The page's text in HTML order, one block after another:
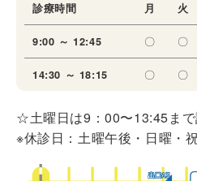
診療時間 月 火
9:00 ～ 12:45 〇 〇
14:30 ～ 18:15 〇 〇
☆土曜日は9：00〜13:45ま
※休診日：土曜午後・日曜・